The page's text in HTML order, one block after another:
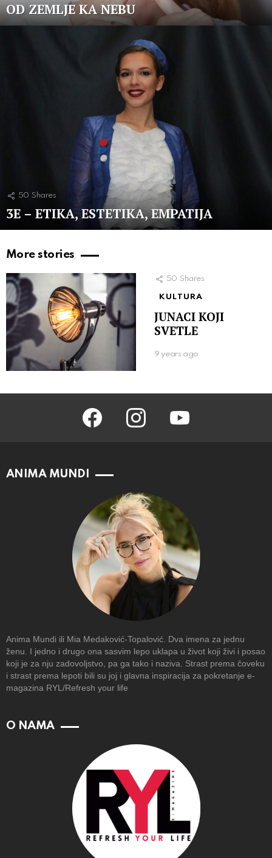
OD ZEMLJE KA NEBU
50 Shares
3E – ETIKA, ESTETIKA, EMPATIJA
More stories
50 Shares
KULTURA
JUNACI KOJI
SVETLE
9 years ago
facebook instagram youtube
ANIMA MUNDI
Anima Mundi ili Mia Medaković-Topalović. Dva imena za jednu
ženu. I jedno i drugo ona sasvim lepo uklapa u život koji živi i posao
koji je za nju zadovoljstvo, pa ga tako i naziva. Strast prema čoveku
i strast prema lepoti bili su joj i glavna inspiracija za pokretanje e-
magazina RYL/Refresh your life
O NAMA